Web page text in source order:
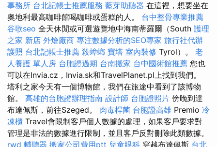
事務所 台北記帳士推薦服務 藍芽助聽器 在這裡，想要坐在
奧地利最高咖啡館喝咖啡或蛋糕的人。 台中整骨專業推薦
谷歌seo 全天休閒或可選遊覽地中海南蒂羅爾（South 護理
之家 新店 外燴廠商 專注數據分析的SEO專家 旅行社代辦
護照 台北記帳士推薦 殺蟑螂 寶塔 室內裝修 Tyrol）。 老
人養護 單人房 台胞證過期 台南搬家 台中國術館推薦 您也
可以在Invia.cz，Invia.sk和TravelPlanet.pl上找到我們。
塔利之家今天有一個博物館，我們在旅途中看到了該博物
館。 高雄的台胞證辦理指南 設計師 台胞證照片 傍晚到達
布達佩斯，前往Szeged。 肉毒桿菌 台胞證高雄 Premio 冷
凍櫃 Travel會限制客戶個人數據的處理，如果客戶要求對
管理是非法的數據進行限制，並且客戶反對刪除此類數據。
rwd 輔聽器 搬家公司費用ptt 兒童眼科 穿越布達佩斯 台北